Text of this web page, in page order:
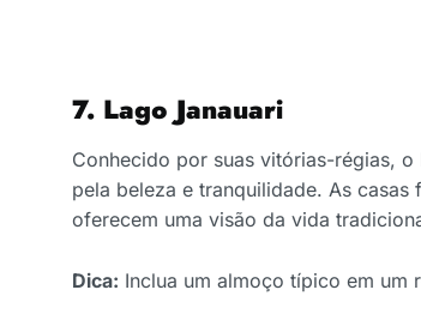
7. Lago Janauari
Conhecido por suas vitórias-régias,
pela beleza e tranquilidade. As
oferecem uma visão da vida
Dica: Inclua um almoço típico em um